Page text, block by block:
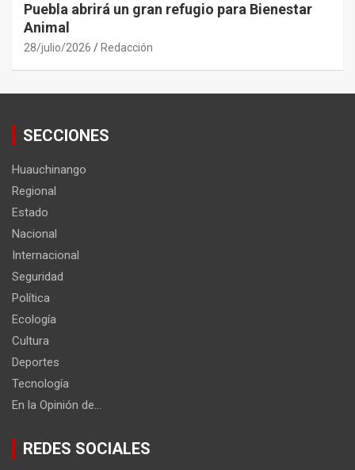
Puebla abrirá un gran refugio para Bienestar
Animal
28/julio/2026 Redacción
SECCIONES
Huauchinango
Regional
Estado
Nacional
Internacional
Seguridad
Política
Ecología
Cultura
Deportes
Tecnología
En la Opinión de…
REDES SOCIALES